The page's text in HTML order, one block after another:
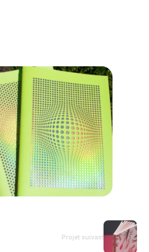
Projet suivant